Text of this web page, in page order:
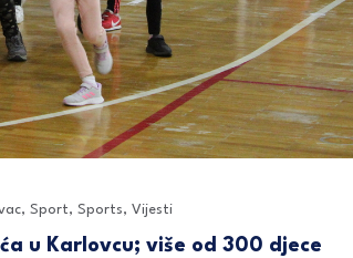
, Sport, Sports, Vijesti
u Karlovcu; više od 300 djece